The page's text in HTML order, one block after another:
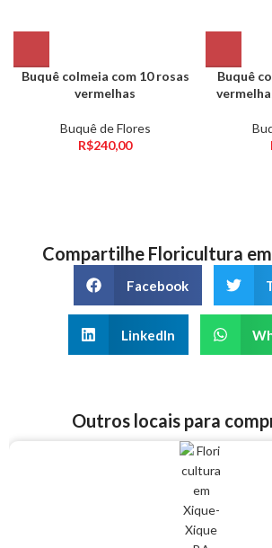
Buquê colmeia com 10 rosas
vermelhas
Buquê de Flores
R$240,00
Buquê
Compartilhe Floricultura em
Facebook
LinkedIn
Outros locais para